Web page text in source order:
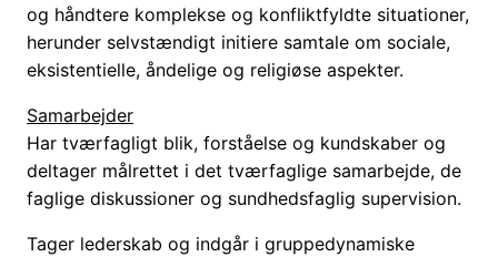
og håndtere komplekse og konfliktfyldte situationer,
herunder selvstændigt initiere samtale om sociale,
eksistentielle, åndelige og religiøse aspekter.
Samarbejder
Har tværfagligt blik, forståelse og kundskaber og
deltager målrettet i det tværfaglige samarbejde, de
faglige diskussioner og sundhedsfaglig supervision.
Tager lederskab og indgår i gruppedynamiske